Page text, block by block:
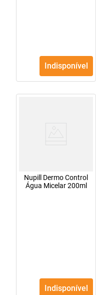
Indisponível
Nupill Dermo Control
Água Micelar 200ml
Indisponível